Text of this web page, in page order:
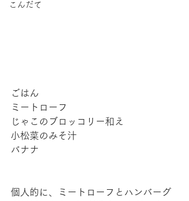
こんだて
ごはん
ミートローフ
じゃこのブロッコリー和え
小松菜のみそ汁
バナナ
個人的に、ミートローフとハンバーグ